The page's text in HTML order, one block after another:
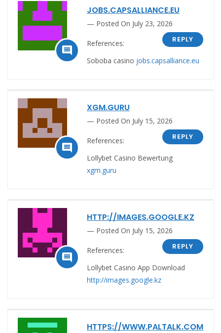

JOBS.CAPSALLIANCE.EU
Posted On July 23, 2026
REPLY
References:
Soboba casino jobs.capsalliance.eu

XGM.GURU
Posted On July 15, 2026
REPLY
References:
Lollybet Casino Bewertung
xgm.guru

HTTP://IMAGES.GOOGLE.KZ
Posted On July 15, 2026
REPLY
References:
Lollybet Casino App Download
http://images.google.kz
HTTPS://WWW.PALTALK.COM